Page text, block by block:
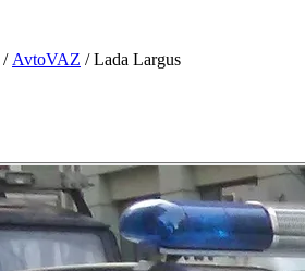
/ AvtoVAZ / Lada Largus